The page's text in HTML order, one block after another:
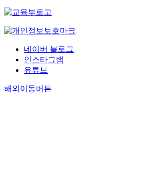
네이버 블로그
인스타그램
유튜브
해외이동버튼